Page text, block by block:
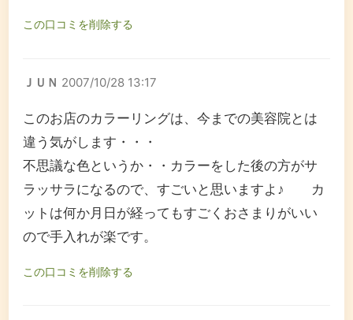
この口コミを削除する
ＪＵＮ 2007/10/28 13:17
このお店のカラーリングは、今までの美容院とは
違う気がします・・・
不思議な色というか・・カラーをした後の方がサ
ラッサラになるので、すごいと思いますよ♪ カ
ットは何か月日が経ってもすごくおさまりがいい
ので手入れが楽です。
この口コミを削除する